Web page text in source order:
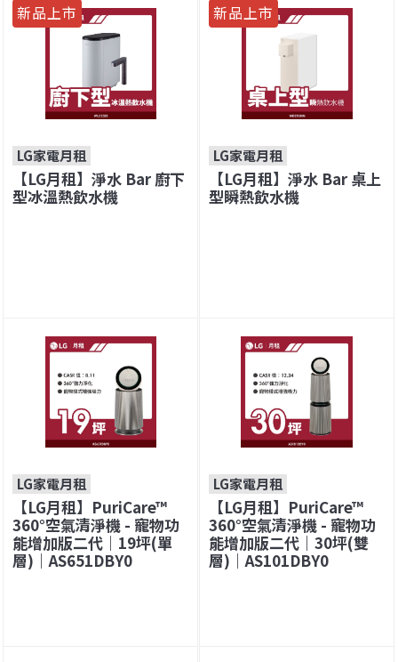
新品上市
LG家電月租
【LG月租】淨水 Bar 廚下
型冰溫熱飲水機
新品上市
LG家電月租
【LG月租】淨水 Bar 桌上
型瞬熱飲水機
LG家電月租
【LG月租】PuriCare™
360°空氣清淨機 - 寵物功
能增加版二代｜19坪(單
層)｜AS651DBY0
LG家電月租
【LG月租】PuriCare™
360°空氣清淨機 - 寵物功
能增加版二代｜30坪(雙
層)｜AS101DBY0